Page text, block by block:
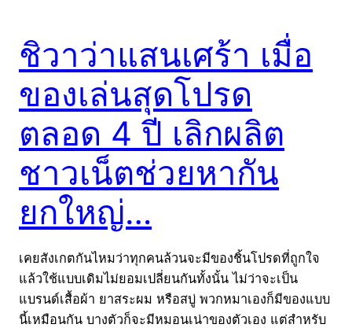
ชิวาว่าแสนเศร้า เมื่อ
ของเล่นสุดโปรด
ตลอด 4 ปี เลิกผลิต
ชาวเน็ตช่วยหากัน
ยกใหญ่…
เคยสังเกตกันไหมว่าทุกคนล้วนจะมีของชิ้นโปรดที่ถูกใจ
แล้วใช้แบบเดิมไม่ยอมเปลี่ยนกันทั้งนั้น ไม่ว่าจะเป็น
แบรนด์เสื้อผ้า ยาสระผม หรือสบู่ พวกหมาเองก็มีของแบบ
นี้เหมือนกัน บางตัวก็จะมีหมอนเน่าของตัวเอง แต่สำหรับ